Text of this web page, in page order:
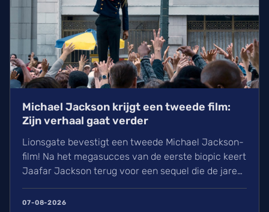
Michael Jackson krijgt een tweede film:
Zijn verhaal gaat verder
Lionsgate bevestigt een tweede Michael Jackson-
film! Na het megasucces van de eerste biopic keert
Jaafar Jackson terug voor een sequel die de jaren
90 belicht. Regisseur Antoine Fuqua heeft blijkbaar
al 30% van de film opgenomen. Wij kunnen de
07-08-2026